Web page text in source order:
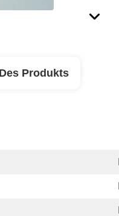
Produkts